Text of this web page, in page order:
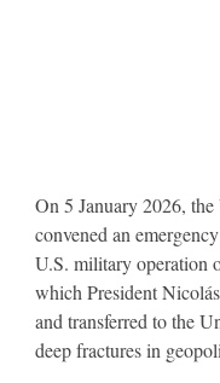
On 5 January 2026,
convened an
U.S. military operation
which President
and transferred to the
deep fractures in